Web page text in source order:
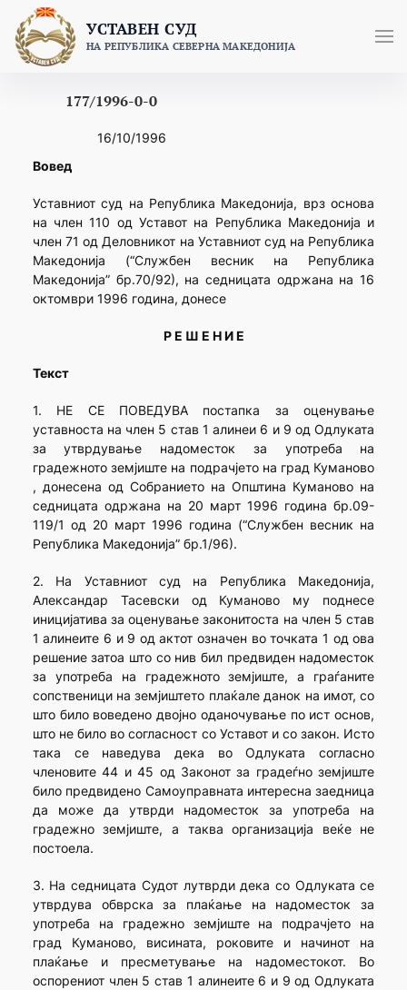
content
УСТАВЕН СУД
НА РЕПУБЛИКА СЕВЕРНА МАКЕДОНИЈА
177/1996-0-0
16/10/1996
Вовед
Уставниот суд на Република Македонија, врз основа
на член 110 од Уставот на Република Македонија и
член 71 од Деловникот на Уставниот суд на Република
Македонија (“Службен весник на Република
Македонија” бр.70/92), на седницата одржана на 16
октомври 1996 година, донесе
Р Е Ш Е Н И Е
Текст
1. НЕ СЕ ПОВЕДУВА постапка за оценување
уставноста на член 5 став 1 алинеи 6 и 9 од Одлуката
за утврдување надоместок за употреба на
градежното земјиште на подрачјето на град Куманово
, донесена од Собранието на Општина Куманово на
седницата одржана на 20 март 1996 година бр.09-
119/1 од 20 март 1996 година (“Службен весник на
Република Македонија” бр.1/96).
2. На Уставниот суд на Република Македонија,
Александар Тасевски од Куманово му поднесе
иницијатива за оценување законитоста на член 5 став
1 алинеите 6 и 9 од актот означен во точката 1 од ова
решение затоа што со нив бил предвиден надоместок
за употреба на градежното земјиште, а граѓаните
сопственици на земјиштето плаќале данок на имот, со
што било воведено двојно оданочување по ист основ,
што не било во согласност со Уставот и со закон. Исто
така се наведува дека во Одлуката согласно
членовите 44 и 45 од Законот за градеѓно земјиште
било предвидено Самоуправната интересна заедница
да може да утврди надоместок за употреба на
градежно земјиште, а таква организација веќе не
постоела.
3. На седницата Судот лутврди дека со Одлуката се
утврдува обврска за плаќање на надоместок за
употреба на градежно земјиште на подрачјето на
град Куманово, висината, роковите и начинот на
плаќање и пресметување на надоместокот. Во
оспорениот член 5 став 1 алинеите 6 и 9 од Одлуката